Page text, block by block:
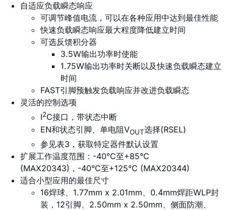
自适应负载瞬态响应
可调节峰值电流，可以在各种应用中达到最佳性能
快速负载瞬态响应最大程度降低建立时间
可选反馈积分器
3.5W输出功率时使能
1.75W输出功率时关断以及快速负载瞬态建立
时间
FAST引脚预触发负载响应并改进负载瞬态
灵活的控制选项
I2C接口，带状态中断
EN和状态引脚、单电阻VOUT选择(RSEL)
参见表3，获取特定器件默认设置
扩展工作温度范围：-40°C至+85°C
(MAX20343)，-40°C至+125°C (MAX20344)
适合小型应用的最佳尺寸
16焊球、1.77mm x 2.01mm、0.4mm焊距WLP封
装，12引脚、2.50mm x 2.50mm、侧面防潮、